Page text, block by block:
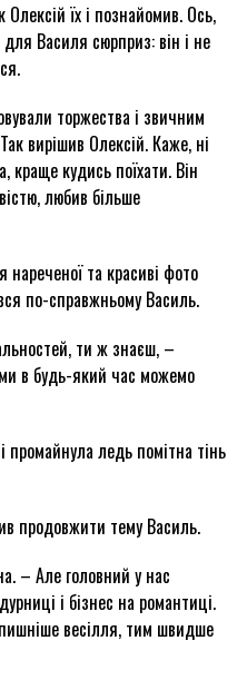
Олексій їх і познайомив. Ось,
Василя сюрприз: він і не
торжества і звичним
вирішив Олексій. Каже, ні
краще кудись поїхати. Він
любив більше
та красиві фото
по-справжньому Василь.
ти ж знаєш, –
в будь-який час можемо
промайнула ледь помітна тінь
продовжити тему Василь.
– Але головний у нас
і бізнес на романтиці.
весілля, тим швидше